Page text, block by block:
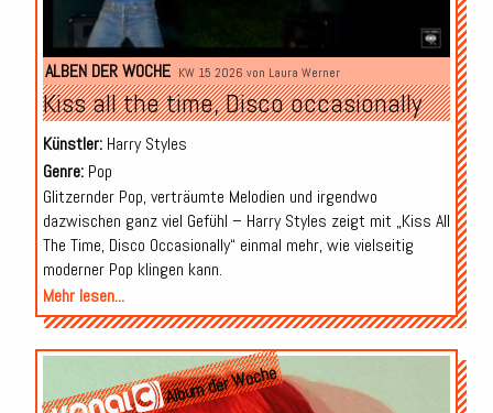
ALBEN DER WOCHE KW 15 2026 von Laura Werner
Kiss all the time, Disco occasionally
Künstler:Harry Styles
Genre:Pop
Glitzernder Pop, verträumte Melodien und irgendwo
dazwischen ganz viel Gefühl – Harry Styles zeigt mit „Kiss All
The Time, Disco Occasionally“ einmal mehr, wie vielseitig
moderner Pop klingen kann.
Mehr lesen...
Album der Woche
Audio-
Player